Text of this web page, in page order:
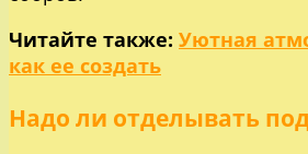
Читайте также: Уютная
как ее создать
Надо ли отделывать